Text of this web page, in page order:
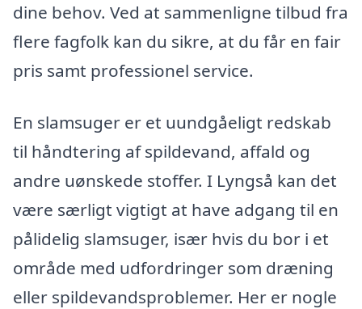
dine behov. Ved at sammenligne tilbud fra
flere fagfolk kan du sikre, at du får en fair
pris samt professionel service.
En slamsuger er et uundgåeligt redskab
til håndtering af spildevand, affald og
andre uønskede stoffer. I Lyngså kan det
være særligt vigtigt at have adgang til en
pålidelig slamsuger, især hvis du bor i et
område med udfordringer som dræning
eller spildevandsproblemer. Her er nogle